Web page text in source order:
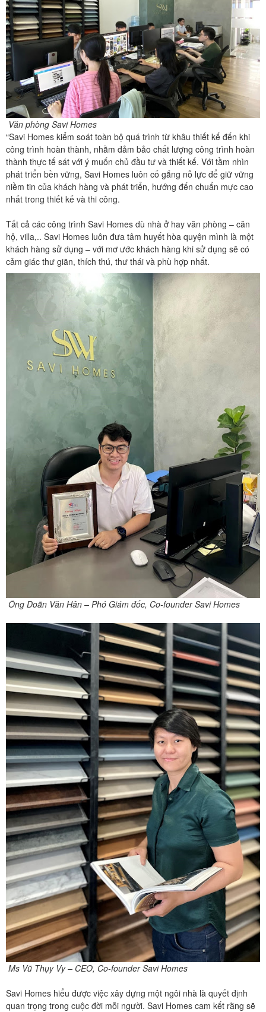
Văn phòng Savi Homes
“Savi Homes kiểm soát toàn bộ quá trình từ khâu thiết kế đến khi
công trình hoàn thành, nhằm đảm bảo chất lượng công trình hoàn
thành thực tế sát với ý muốn chủ đầu tư và thiết kế. Với tầm nhìn
phát triển bền vững, Savi Homes luôn cố gắng nỗ lực để giữ vững
niềm tin của khách hàng và phát triển, hướng đến chuẩn mực cao
nhất trong thiết kế và thi công.
Tất cả các công trình Savi Homes dù nhà ở hay văn phòng – căn
hộ, villa,.. Savi Homes luôn đưa tâm huyết hòa quyện mình là một
khách hàng sử dụng – với mơ ước khách hàng khi sử dụng sẽ có
cảm giác thư giãn, thích thú, thư thái và phù hợp nhất.
Ông Doãn Văn Hân – Phó Giám đốc, Co-founder Savi Homes
Ms Vũ Thụy Vy – CEO, Co-founder Savi Homes
Savi Homes hiểu được việc xây dựng một ngôi nhà là quyết định
quan trọng trong cuộc đời mỗi người. Savi Homes cam kết rằng sẽ